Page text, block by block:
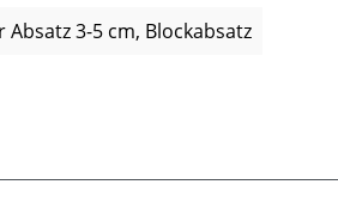
3-5 cm, Blockabsatz